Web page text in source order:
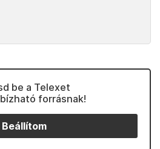
be a Telexet
forrásnak!
Beállítom